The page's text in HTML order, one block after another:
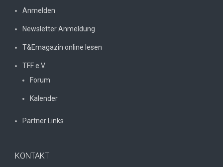
Anmelden
Newsletter Anmeldung
T&Emagazin online lesen
TFF e.V.
Forum
Kalender
Partner Links
KONTAKT